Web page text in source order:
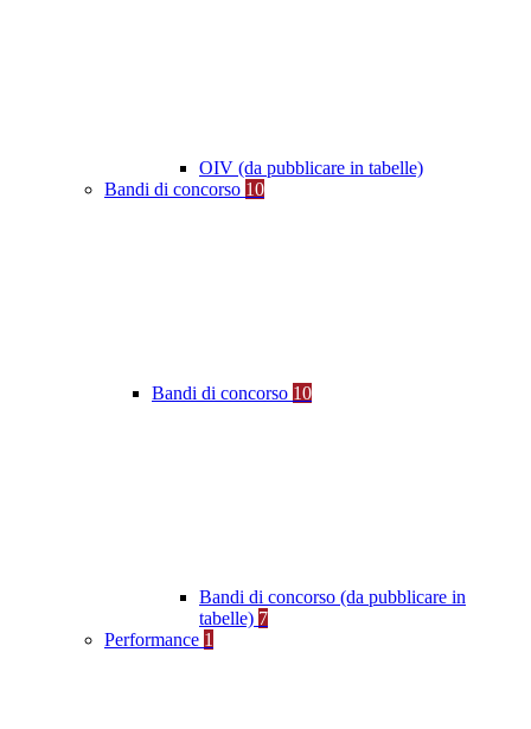
OIV (da pubblicare in tabelle)
Bandi di concorso 10
Bandi di concorso 10
Bandi di concorso (da pubblicare in
tabelle) 7
Performance 1